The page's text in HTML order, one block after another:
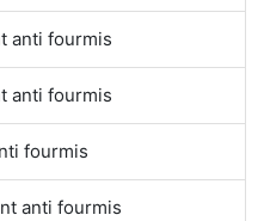
anti fourmis
anti fourmis
fourmis
anti fourmis